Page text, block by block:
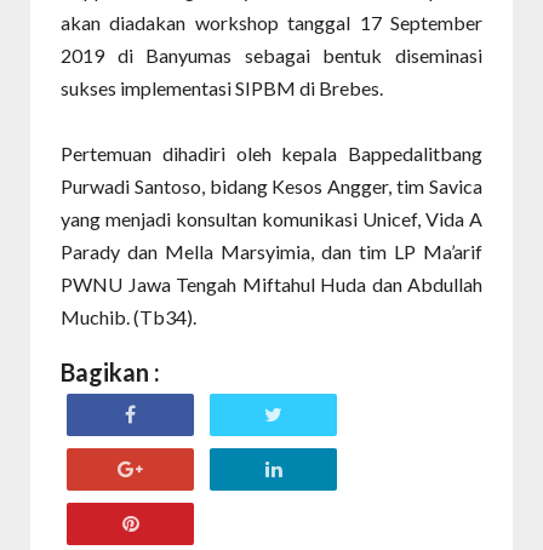
akan diadakan workshop tanggal 17 September
2019 di Banyumas sebagai bentuk diseminasi
sukses implementasi SIPBM di Brebes.
Pertemuan dihadiri oleh kepala Bappedalitbang
Purwadi Santoso, bidang Kesos Angger, tim Savica
yang menjadi konsultan komunikasi Unicef, Vida A
Parady dan Mella Marsyimia, dan tim LP Ma’arif
PWNU Jawa Tengah Miftahul Huda dan Abdullah
Muchib. (Tb34).
Bagikan :